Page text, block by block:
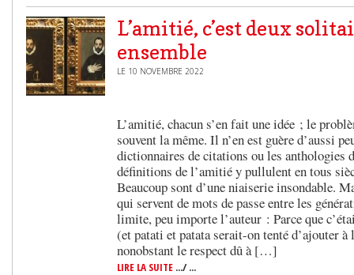
L’amitié, c’est deux
ensemble
LE 10 NOVEMBRE 2022
L’amitié, chacun s’en fait une idée ; le
souvent la même. Il n’en est guère d’aussi
dictionnaires de citations ou les anthologies
définitions de l’amitié y pullulent en tous
Beaucoup sont d’une niaiserie insondable.
qui servent de mots de passe entre les
limite, peu importe l’auteur : Parce que
(et patati et patata serait-on tenté d’ajouter à
nonobstant le respect dû à […]
LIRE LA SUITE .../ ...